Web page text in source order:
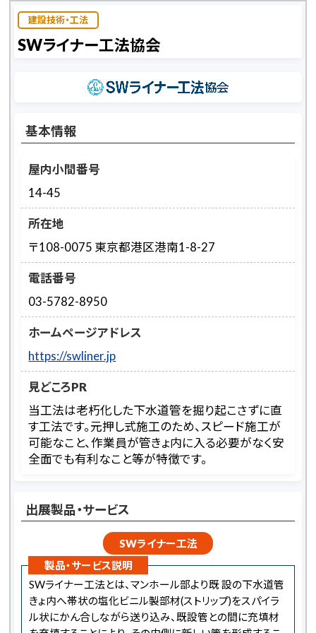
建設技術・工法
SWライナー工法協会
基本情報
屋内小間番号
14-45
所在地
〒108-0075 東京都港区港南1-8-27
電話番号
03-5782-8950
ホームページアドレス
https://swliner.jp
見どころPR
当工法は老朽化した下水道管を掘り起こさずに直
す工法です。元押し式施工のため、スピード施工が
可能なこと、作業員が管きょ内に入る必要がなく安
全面でも有利なこと等が特徴です。
出展製品・サービス
SWライナー工法
製品・サービス説明
SWライナー工法とは、マンホール部より既 設の下水道管
きょ内へ帯状の塩化ビニル製部材(ストリップ)をスパイラ
ル状にかん合しながら送り込み、既設管との間に充填材